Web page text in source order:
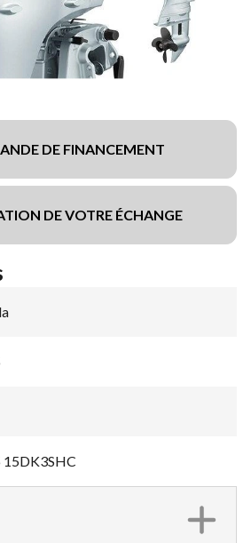
DE FINANCEMENT
DE VOTRE ÉCHANGE
15DK3SHC